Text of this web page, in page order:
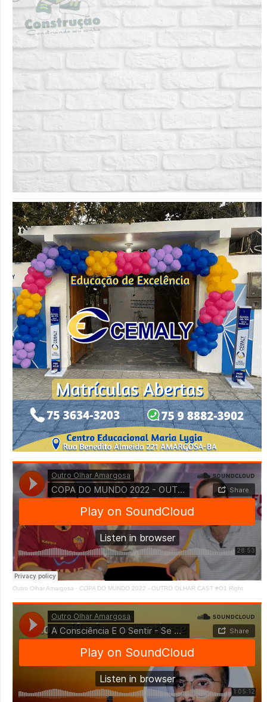
Outro Olhar Amargosa · COPA DO MUNDO 2022 - OUTRO OLHAR CAST #O1 Right